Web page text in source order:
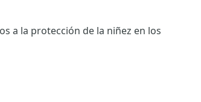
a la protección de la niñez en los